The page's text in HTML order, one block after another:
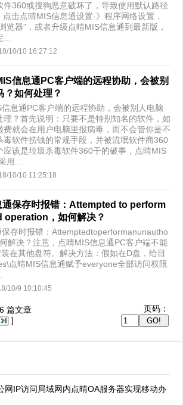
件360或搜狗恶意破坏了，导致使用默认路径
击点晴MIS信息通设置-》程序网络设置，
览器”，或者升级点晴MIS信息通到最新版，
10/10 16:27:12
信息通PC客户端的远程协助，会被别
？如何处理？
息通PC客户端的远程协助，会被别人电脑
理？首先说明：只要不是特别知名的软件，如
费就会在用户电脑里报病毒，而不会管你是不
毒软件捞钱的常规手段，并被流氓软件商360
应该是垃圾杀毒软件360干的破事，点晴MIS
用...
10/10 11:25:18
通保存时报错：Attempted to perform
，如何解决？
存时报错：Attemptedtoperformanunautho
解决？注意，点晴MIS信息通PC客户端不能
在其他盘符。解决方法：假如在D盘，给目
点晴MIS信息通赋予everyone全部访问权限
10/9 10:10:45
篇文章
]
页码：
网IP访问局域网内点晴OA服务器实现移动办